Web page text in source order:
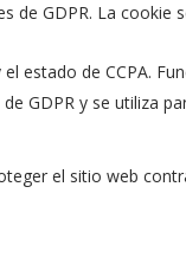
GDPR. La cookie
estado de CCPA.
GDPR y se utiliza
el sitio web